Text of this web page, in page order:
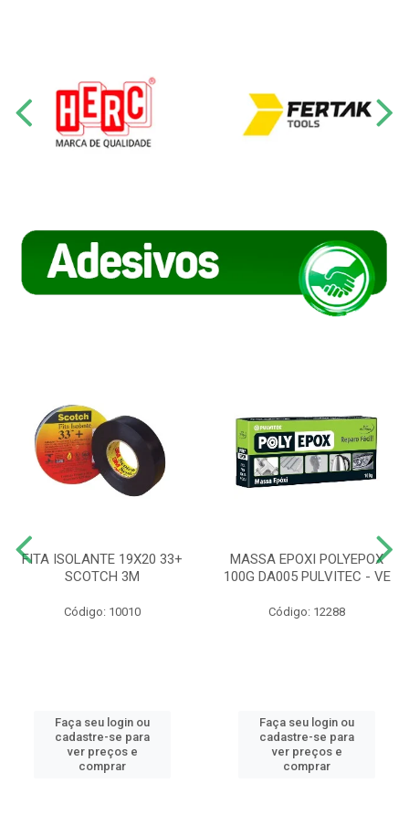
FITA ISOLANTE 19X20 33+
SCOTCH 3M
Código: 10010
Faça seu login ou
cadastre-se para
ver preços e
comprar
MASSA EPOXI POLYEPOX
100G DA005 PULVITEC - VE
Código: 12288
Faça seu login ou
cadastre-se para
ver preços e
comprar